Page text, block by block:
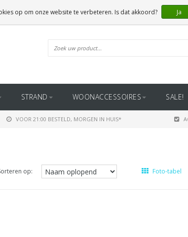
STRAND WOONACCESSOIRES SALE!
VOOR 21:00 BESTELD, MORGEN IN HUIS*
op: Foto-tabel
op om onze website te verbeteren. Is dat akkoord? Ja